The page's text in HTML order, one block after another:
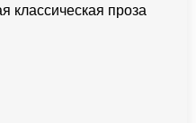
классическая проза